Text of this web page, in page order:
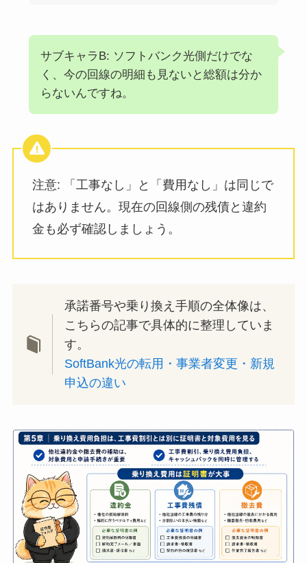
サブキャラB: ソフトバンク光側だけでな
く、今の回線の明細も見ないと総額は分か
らないんですね。
注意: 「工事なし」と「費用なし」は同じで
はありません。現在の回線側の残債と違約
金も必ず確認しましょう。
承諾番号や乗り換え手順の全体像は、
こちらの記事で具体的に整理していま
す。
SoftBank光の転用・事業者変更・新規
申込の違い